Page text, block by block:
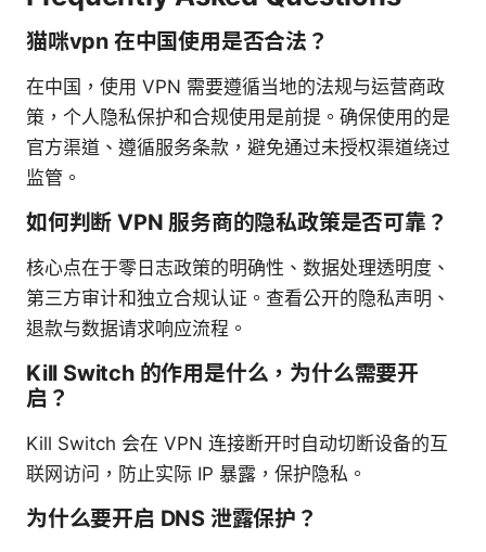
猫咪vpn 在中国使用是否合法？
在中国，使用 VPN 需要遵循当地的法规与运营商政
策，个人隐私保护和合规使用是前提。确保使用的是
官方渠道、遵循服务条款，避免通过未授权渠道绕过
监管。
如何判断 VPN 服务商的隐私政策是否可靠？
核心点在于零日志政策的明确性、数据处理透明度、
第三方审计和独立合规认证。查看公开的隐私声明、
退款与数据请求响应流程。
Kill Switch 的作用是什么，为什么需要开
启？
Kill Switch 会在 VPN 连接断开时自动切断设备的互
联网访问，防止实际 IP 暴露，保护隐私。
为什么要开启 DNS 泄露保护？